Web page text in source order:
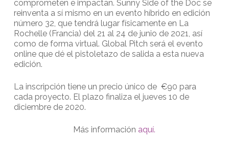
comprometen e impactan. Sunny Side of the Doc se
reinventa a sí mismo en un evento híbrido en edición
número 32, que tendrá lugar físicamente en La
Rochelle (Francia) del 21 al 24 de junio de 2021, así
como de forma virtual. Global Pitch será el evento
online que dé el pistoletazo de salida a esta nueva
edición.
La inscripción tiene un precio único de €90 para
cada proyecto. El plazo finaliza el jueves 10 de
diciembre de 2020.
Más información aquí.